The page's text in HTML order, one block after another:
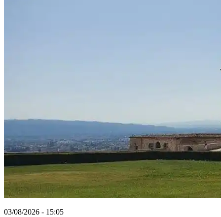
03/08/2026 - 15:05